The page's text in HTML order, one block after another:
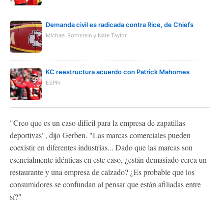
Demanda civil es radicada contra Rice, de Chiefs
Michael Rothstein y Nate Taylor
KC reestructura acuerdo con Patrick Mahomes
ESPN
"Creo que es un caso difícil para la empresa de zapatillas
deportivas", dijo Gerben. "Las marcas comerciales pueden
coexistir en diferentes industrias... Dado que las marcas son
esencialmente idénticas en este caso, ¿están demasiado cerca un
restaurante y una empresa de calzado? ¿Es probable que los
consumidores se confundan al pensar que están afiliadas entre
sí?"